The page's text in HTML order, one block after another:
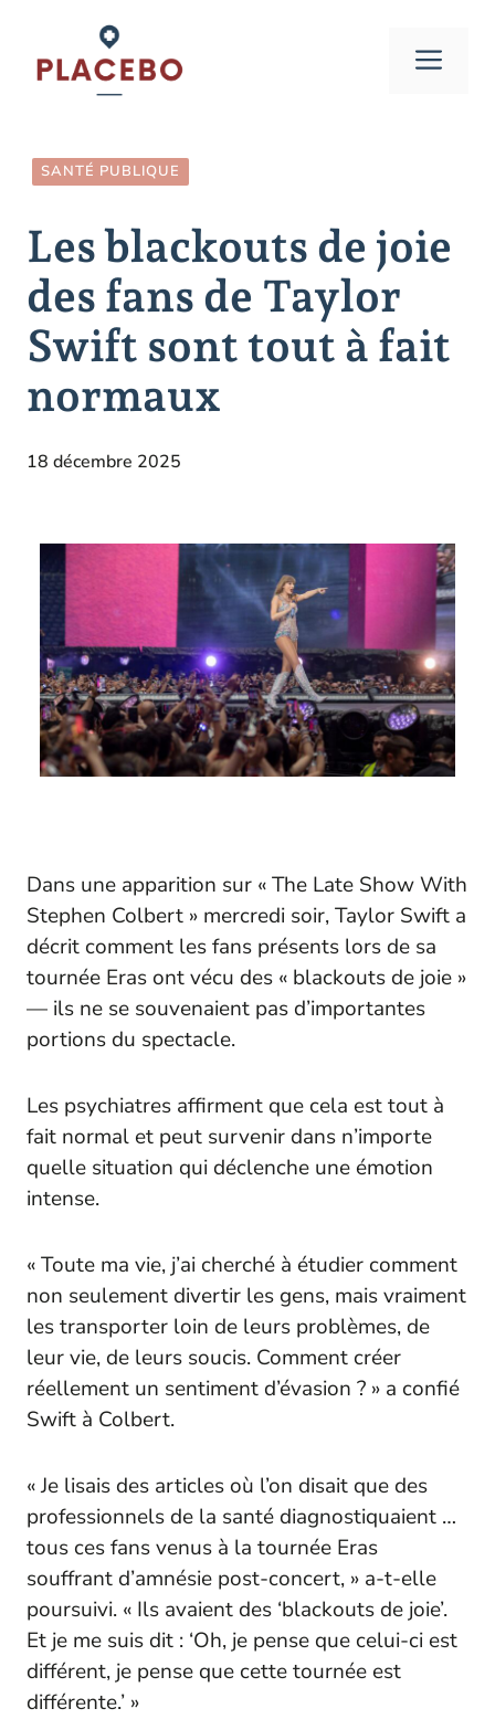
contenu
SANTÉ PUBLIQUE
Les blackouts de joie
des fans de Taylor
Swift sont tout à fait
normaux
18 décembre 2025
Dans une apparition sur « The Late Show With
Stephen Colbert » mercredi soir, Taylor Swift a
décrit comment les fans présents lors de sa
tournée Eras ont vécu des « blackouts de joie »
— ils ne se souvenaient pas d’importantes
portions du spectacle.
Les psychiatres affirment que cela est tout à
fait normal et peut survenir dans n’importe
quelle situation qui déclenche une émotion
intense.
« Toute ma vie, j’ai cherché à étudier comment
non seulement divertir les gens, mais vraiment
les transporter loin de leurs problèmes, de
leur vie, de leurs soucis. Comment créer
réellement un sentiment d’évasion ? » a confié
Swift à Colbert.
« Je lisais des articles où l’on disait que des
professionnels de la santé diagnostiquaient …
tous ces fans venus à la tournée Eras
souffrant d’amnésie post-concert, » a-t-elle
poursuivi. « Ils avaient des ‘blackouts de joie’.
Et je me suis dit : ‘Oh, je pense que celui-ci est
différent, je pense que cette tournée est
différente.’ »